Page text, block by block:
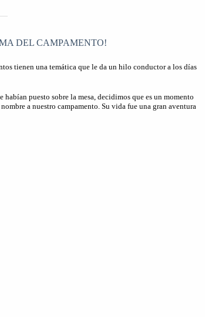
DEL CAMPAMENTO!
tienen una temática que le da un hilo conductor a los días
puesto sobre la mesa, decidimos que es un momento
a nuestro campamento. Su vida fue una gran aventura